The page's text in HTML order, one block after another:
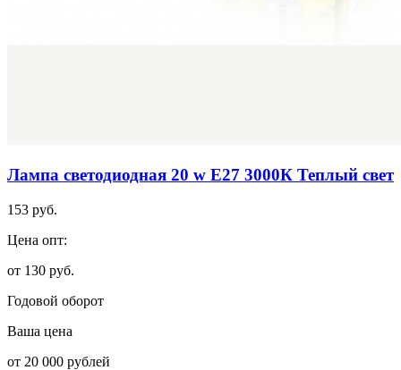
Лампа светодиодная 20 w Е27 3000К Теплый свет
153 руб.
Цена опт:
от 130 руб.
Годовой оборот
Ваша цена
от 20 000 рублей